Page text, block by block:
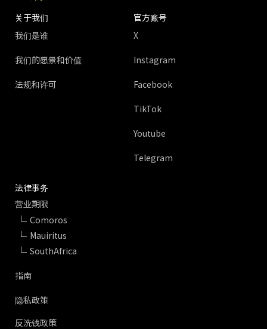
关于我们
我们是谁
我们的愿景和价值
法规和许可
官方账号
X
Instagram
Facebook
TikTok
Youtube
Telegram
法律事务
营业期限
Comoros
Mauiritus
SouthAfrica
指南
隐私政策
反洗钱政策